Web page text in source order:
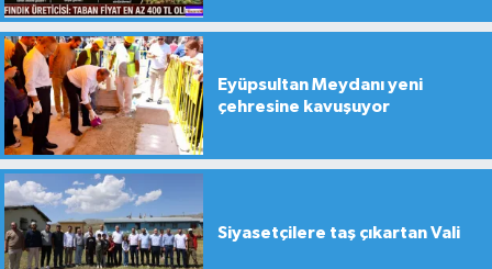
Eyüpsultan Meydanı yeni
çehresine kavuşuyor
Siyasetçilere taş çıkartan Vali